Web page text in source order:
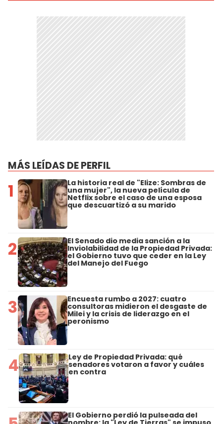
MÁS LEÍDAS DE PERFIL
1 La historia real de "Elize: Sombras de
una mujer", la nueva película de
Netflix sobre el caso de una esposa
que descuartizó a su marido
2 El Senado dio media sanción a la
Inviolabilidad de la Propiedad Privada:
el Gobierno tuvo que ceder en la Ley
del Manejo del Fuego
3 Encuesta rumbo a 2027: cuatro
consultoras midieron el desgaste de
Milei y la crisis de liderazgo en el
peronismo
4 Ley de Propiedad Privada: qué
senadores votaron a favor y cuáles
en contra
El Gobierno perdió la pulseada del